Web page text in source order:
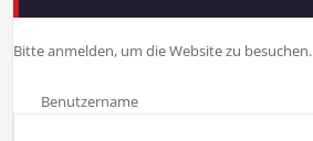
Bitte anmelden, um die Website zu besuchen.
Benutzername